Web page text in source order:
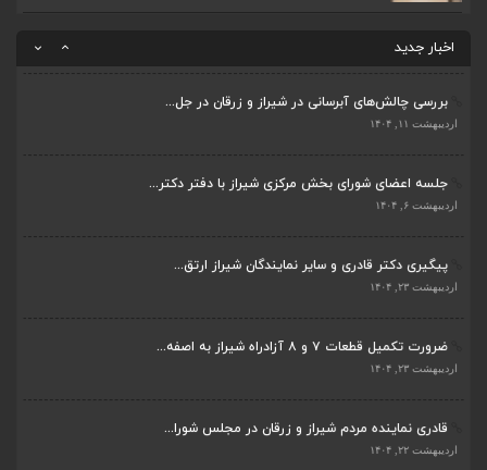
اخبار جدید
بررسی چالش‌های آبرسانی در شیراز و زرقان در جل...
جلسه اعضای شورای بخش مرکزی شیراز با دفتر دکتر...
پیگیری دکتر قادری و سایر نمایندگان شیراز ارتق...
ضرورت تکمیل قطعات ۷ و ۸ آزادراه شیراز به اصفه...
قادری نماینده مردم شیراز و زرقان در مجلس شورا...
ضرورت تکمیل قطعات ۷ و ۸ آزادراه شیراز به اصفه...
اردیبهشت ۲۳, ۱۴۰۴
قادری نماینده مردم شیراز و زرقان در مجلس شورا...
اردیبهشت ۲۲, ۱۴۰۴
بررسی چالش‌های آبرسانی در شیراز و زرقان در جل...
اردیبهشت ۱۱, ۱۴۰۴
جلسه اعضای شورای بخش مرکزی شیراز با دفتر دکتر...
اردیبهشت ۶, ۱۴۰۴
پیگیری دکتر قادری و سایر نمایندگان شیراز ارتق...
اردیبهشت ۲۳, ۱۴۰۴